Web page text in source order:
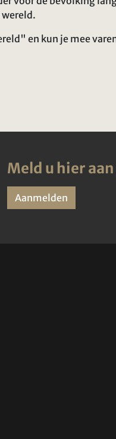
wereld.
en kun je mee
Meld u hier
Aanmelden